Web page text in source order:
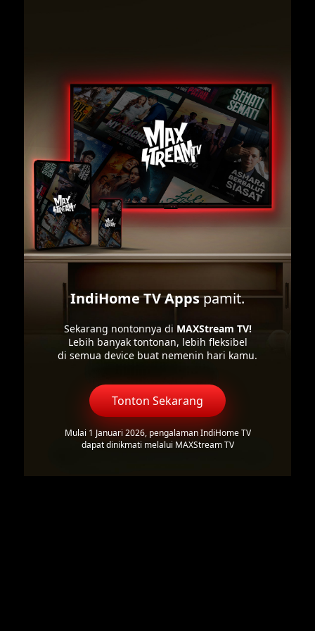
IndiHome TV Appspamit.
Sekarang nontonnya di MAXStream TV!
Lebih banyak tontonan, lebih fleksibel
di semua device buat nemenin hari kamu.
Tonton Sekarang
Mulai 1 Januari 2026, pengalaman IndiHome TV
dapat dinikmati melalui MAXStream TV